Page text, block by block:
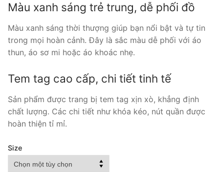
Màu xanh sáng trẻ trung, dễ phối đồ
Màu xanh sáng thời thượng giúp bạn nổi bật và tự tin
trong mọi hoàn cảnh. Đây là sắc màu dễ phối với áo
thun, áo sơ mi hoặc áo khoác nhẹ.
Tem tag cao cấp, chi tiết tinh tế
Sản phẩm được trang bị tem tag xịn xò, khẳng định
chất lượng. Các chi tiết như khóa kéo, nút quần được
hoàn thiện tỉ mỉ.
Size